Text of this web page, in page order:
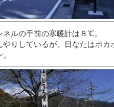
ルの手前の寒暖計は８℃。
りしているが、日なたはポカ